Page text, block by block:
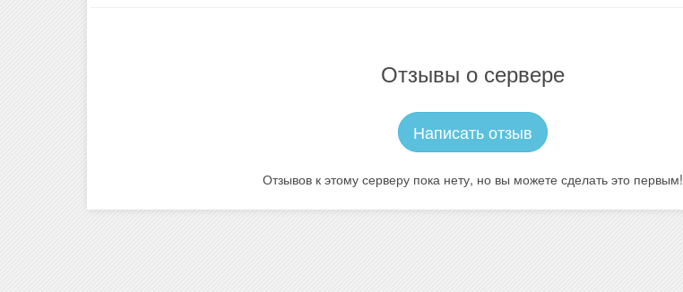
Отзывы о сервере
Написать отзыв
Отзывов к этому серверу пока нету, но вы можете сделать это первым!